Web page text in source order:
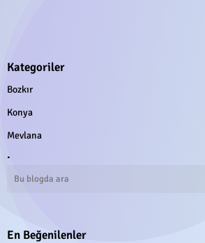
Kategoriler
Bozkır
Konya
Mevlana
.
En Beğenilenler